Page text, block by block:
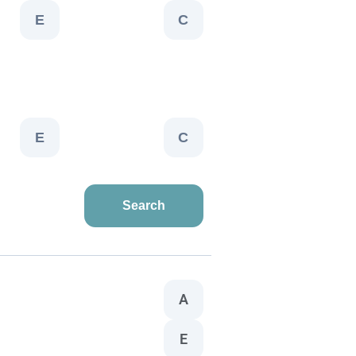
E C
E C
Search
A
E